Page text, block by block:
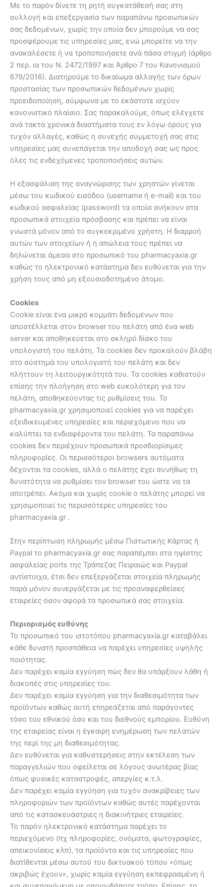
Με το παρόν δίνετε τη ρητή συγκατάθεσή σας στη
συλλογή και επεξεργασία των παραπάνω προσωπικών
σας δεδομένων, χωρίς την οποία δεν μπορούμε να σας
προσφέρουμε τις υπηρεσίες μας, ενώ μπορείτε να την
ανακαλέσετε ή να τροποποιήσετε ανά πάσα στιγμή (άρθρο
2 περ. ια του Ν. 2472/1997 και Άρθρο 7 του Κανονισμού
679/2016). Διατηρούμε το δικαίωμα αλλαγής των όρων
προστασίας των προσωπικών δεδομένων χωρίς
προειδοποίηση, σύμφωνα με το εκάστοτε ισχύον
κανονιστικό πλαίσιο. Σας παρακαλούμε, όπως ελέγχετε
ανά τακτά χρονικά διαστήματα τους εν λόγω όρους για
τυχόν αλλαγές, καθώς η συνεχής συμμετοχή σας στις
υπηρεσίες μας συνεπάγεται την αποδοχή σας ως προς
όλες τις ενδεχόμενες τροποποιήσεις αυτών.
Η εξασφάλιση της αναγνώρισης των χρηστών γίνεται
μέσω του κωδικού εισόδου (username ή e-mail) και του
κωδικού ασφαλείας (password) τα οποία ανήκουν στα
προσωπικά στοιχεία πρόσβασης και πρέπει να είναι
γνωστά μόνον από το συγκεκριμένο χρήστη. Η διαρροή
αυτών των στοιχείων ή η απώλεια τους πρέπει να
δηλώνεται άμεσα στο προσωπικό του pharmacyaxia.gr
καθώς το ηλεκτρονικό κατάστημα δεν ευθύνεται για την
χρήση τους από μη εξουσιοδοτημένο άτομο.
Cookies
Cookie είναι ένα μικρό κομμάτι δεδομένων που
αποστέλλεται στον browser του πελάτη από ένα web
server και αποθηκεύεται στο σκληρό δίσκο του
υπολογιστή του πελάτη. Τα cookies δεν προκαλούν βλάβη
στο σύστημά του υπολογιστή του πελάτη και δεν
πλήττουν τη λειτουργικότητά του. Τα cookies καθιστούν
επίσης την πλοήγηση στο web ευκολότερη για τον
πελάτη, αποθηκεύοντας τις ρυθμίσεις του. Το
pharmacyaxia.gr χρησιμοποιεί cookies για να παρέχει
εξειδικευμένες υπηρεσίες και περιεχόμενο που να
καλύπτει τα ενδιαφέροντα του πελάτη. Τα παραπάνω
cookies δεν περιέχουν προσωπικά προσδιορίσιμες
πληροφορίες. Οι περισσότεροι browsers αυτόματα
δέχονται τα cookies, αλλά ο πελάτης έχει συνήθως τη
δυνατότητα να ρυθμίσει τον browser του ώστε να τα
αποτρέπει. Ακόμα και χωρίς cookie ο πελάτης μπορεί να
χρησιμοποιεί τις περισσότερες υπηρεσίες του
pharmacyaxia.gr .
Στην περίπτωση πληρωμής μέσω Πιστωτικής Κάρτας ή
Paypal το pharmacyaxia.gr σας παραπέμπει στα ηψίστης
ασφαλείας ports της Τράπεζας Πειραιώς και Paypal
αντίστοιχα, έτσι δεν επεξεργάζεται στοιχεία πληρωμής
παρά μόνον συνεργάζεται με τις προαναφερθείσες
εταιρείες όσον αφορά τα προσωπικά σας στοιχεία.
Περιορισμός ευθύνης
Το προσωπικό του ιστοτόπου pharmacyaxia.gr καταβάλει
κάθε δυνατή προσπάθεια να παρέχει υπηρεσίες υψηλής
ποιότητας.
Δεν παρέχει καμία εγγύηση πώς δεν θα υπάρξουν λάθη ή
διακοπές στις υπηρεσίες του.
Δεν παρέχει καμία εγγύηση για την διαθεσιμότητα των
προϊόντων καθώς αυτή επηρεάζεται από παράγοντες
τόσο του εθνικού όσο και του διεθνούς εμπορίου. Ευθύνη
της εταιρείας είναι η έγκαιρη ενημέρωση των πελατών
της περί της μη διαθεσιμότητας.
Δεν ευθύνεται για καθυστερήσεις στην εκτέλεση των
παραγγελιών που οφείλεται σε λόγους ανωτέρας βίας
όπως φυσικές καταστροφές, απεργίες κ.τ.λ.
Δεν παρέχει καμία εγγύηση για τυχόν ανακρίβειες των
πληροφοριών των προϊόντων καθώς αυτές παρέχονται
από τις κατασκευάστριες η διακινήτριες εταιρείες.
Το παρόν ηλεκτρονικό κατάστημα παρέχει το
περιεχόμενο (πχ πληροφορίες, ονόματα, φωτογραφίες,
απεικονίσεις κλπ), τα προϊόντα και τις υπηρεσίες που
διατίθενται μέσω αυτού του δικτυακού τόπου «όπως
ακριβώς έχουν», χωρίς καμία εγγύηση εκπεφρασμένη ή